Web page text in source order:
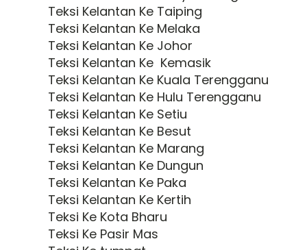
Teksi Kelantan Ke Taiping
Teksi Kelantan Ke Melaka
Teksi Kelantan Ke Johor
Teksi Kelantan Ke Kemasik
Teksi Kelantan Ke Kuala Terengganu
Teksi Kelantan Ke Hulu Terengganu
Teksi Kelantan Ke Setiu
Teksi Kelantan Ke Besut
Teksi Kelantan Ke Marang
Teksi Kelantan Ke Dungun
Teksi Kelantan Ke Paka
Teksi Kelantan Ke Kertih
Teksi Ke Kota Bharu
Teksi Ke Pasir Mas